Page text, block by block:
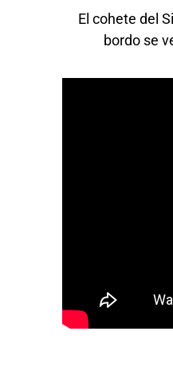
El cohete del
bordo se